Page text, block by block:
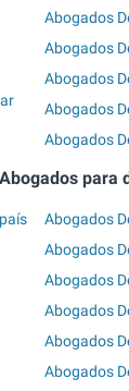
Abogados
Abogados
Abogados
Abogados
Abogados
Abogados para
Abogados
Abogados
Abogados
Abogados
Abogados
Abogados